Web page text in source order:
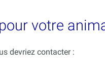
votre
devriez contacter :